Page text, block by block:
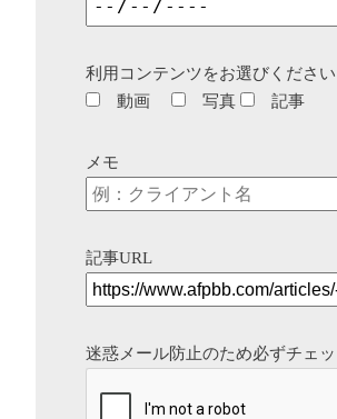
利用コンテンツをお選びください
動画
写真 記事
メモ
記事URL
迷惑メール防止のため必ずチェ